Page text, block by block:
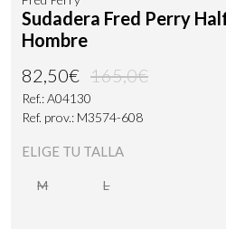
Sudadera Fred Perry
Hombre
82,50€ 165,0€
Ref.: A04130
Ref. prov.: M3574-608
ELIGE TU TALLA
M L